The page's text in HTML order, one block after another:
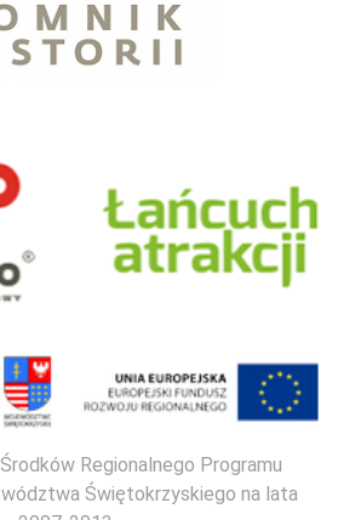
Regionalnego Programu
Świętokrzyskiego na lata